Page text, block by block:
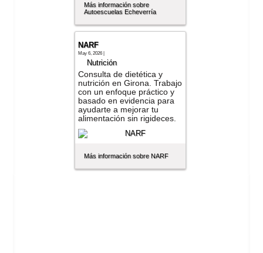
Más información sobre
Autoescuelas Echeverría
NARF
May 6, 2026 |
Nutrición
Consulta de dietética y
nutrición en Girona. Trabajo
con un enfoque práctico y
basado en evidencia para
ayudarte a mejorar tu
alimentación sin rigideces.
Más información sobre NARF